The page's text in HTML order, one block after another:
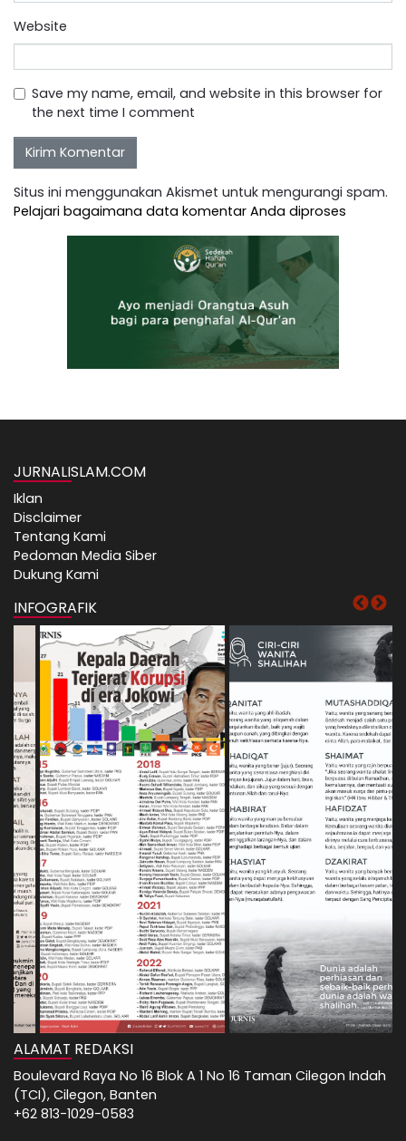
Website
Save my name, email, and website in this browser for
the next time I comment
Situs ini menggunakan Akismet untuk mengurangi spam.
Pelajari bagaimana data komentar Anda diproses
JURNALISLAM.COM
Iklan
Disclaimer
Tentang Kami
Pedoman Media Siber
Dukung Kami
INFOGRAFIK
ALAMAT REDAKSI
Boulevard Raya No 16 Blok A 1 No 16 Taman Cilegon Indah
(TCI), Cilegon, Banten
+62 813-1029-0583